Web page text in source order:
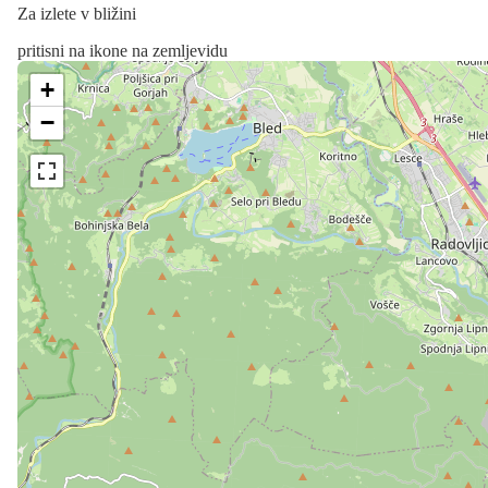
Za izlete v bližini
pritisni na ikone na zemljevidu
+
−